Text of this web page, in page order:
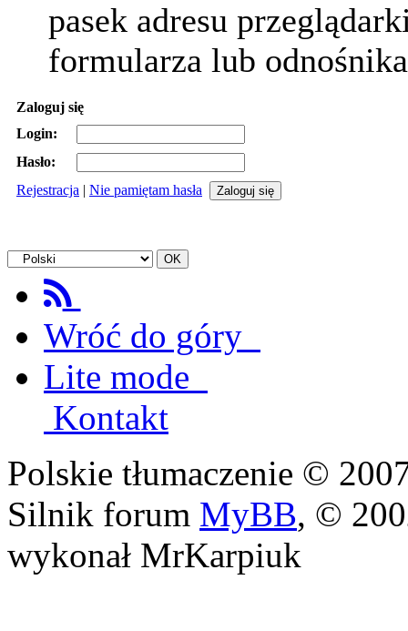
pasek adresu
formularza lub
Zaloguj się
Login:
Hasło:
Rejestracja | Nie pamiętam hasła
Wróć do góry
Lite mode
Kontakt
Polskie tłumaczenie ©
Silnik forum MyBB, ©
wykonał MrKarpiuk